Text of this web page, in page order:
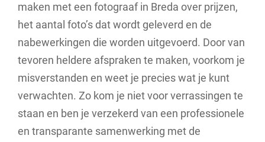
maken met een fotograaf in Breda over prijzen,
het aantal foto’s dat wordt geleverd en de
nabewerkingen die worden uitgevoerd. Door van
tevoren heldere afspraken te maken, voorkom je
misverstanden en weet je precies wat je kunt
verwachten. Zo kom je niet voor verrassingen te
staan en ben je verzekerd van een professionele
en transparante samenwerking met de